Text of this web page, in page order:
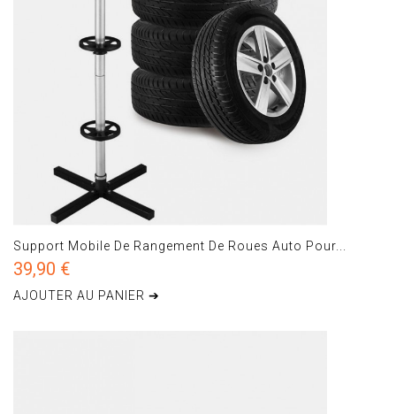
Support Mobile De Rangement De Roues Auto Pour...
39,90 €
AJOUTER AU PANIER ➔